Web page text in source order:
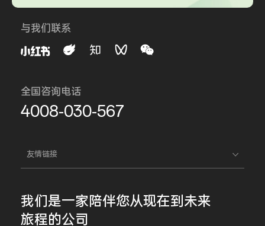
与我们联系
全国咨询电话
4008-030-567
友情链接
我们是一家陪伴您从现在到未来
旅程的公司